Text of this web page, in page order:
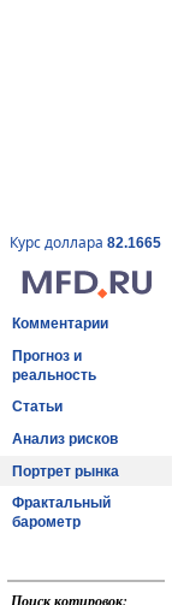
Курс доллара 82.1665
Комментарии
Прогноз и
реальность
Статьи
Анализ рисков
Портрет рынка
Фрактальный
барометр
Поиск котировок: